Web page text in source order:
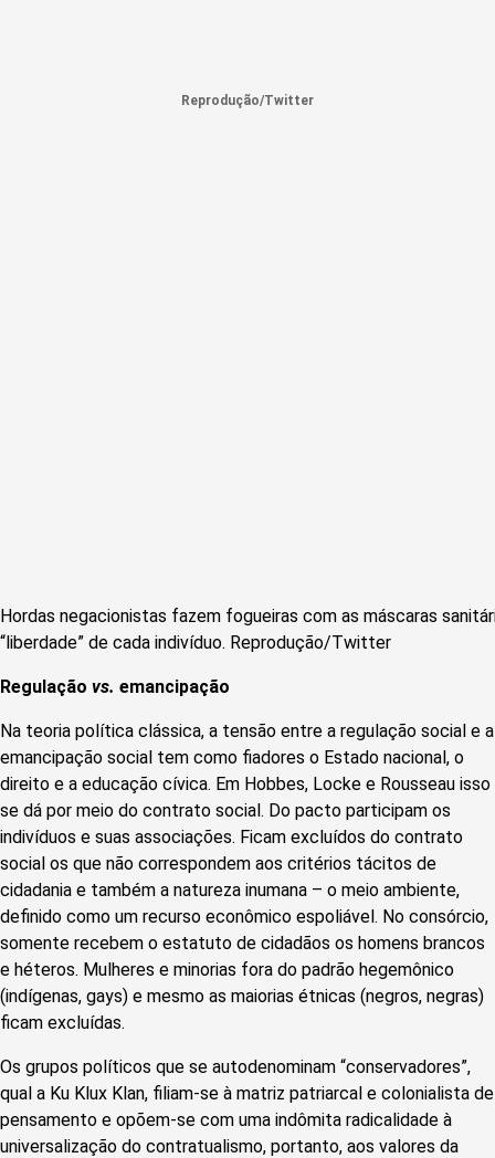
Reprodução/Twitter
Hordas negacionistas fazem fogueiras com as máscaras
“liberdade” de cada indivíduo. Reprodução/Twitter
Regulação vs. emancipação
Na teoria política clássica, a tensão entre a regulação social e a
emancipação social tem como fiadores o Estado nacional, o
direito e a educação cívica. Em Hobbes, Locke e Rousseau isso
se dá por meio do contrato social. Do pacto participam os
indivíduos e suas associações. Ficam excluídos do contrato
social os que não correspondem aos critérios tácitos de
cidadania e também a natureza inumana – o meio ambiente,
definido como um recurso econômico espoliável. No consórcio,
somente recebem o estatuto de cidadãos os homens brancos
e héteros. Mulheres e minorias fora do padrão hegemônico
(indígenas, gays) e mesmo as maiorias étnicas (negros, negras)
ficam excluídas.
Os grupos políticos que se autodenominam “conservadores”,
qual a Ku Klux Klan, filiam-se à matriz patriarcal e colonialista de
pensamento e opõem-se com uma indômita radicalidade à
universalização do contratualismo, portanto, aos valores da